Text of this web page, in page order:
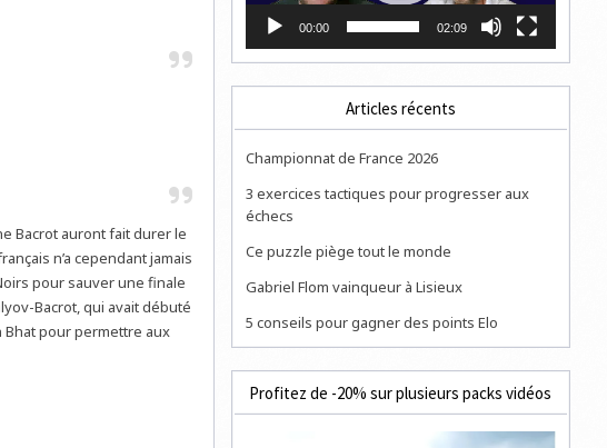
Bacrot auront fait durer le
n’a cependant jamais
pour sauver une finale
Bacrot, qui avait débuté
Bhat pour permettre aux
00:00 02:09
Articles récents
Championnat de France 2026
3 exercices tactiques pour progresser aux
échecs
Ce puzzle piège tout le monde
Gabriel Flom vainqueur à Lisieux
5 conseils pour gagner des points Elo
Profitez de -20% sur plusieurs packs vidéos